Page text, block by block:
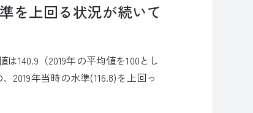
を上回る状況が続いて
140.9（2019年の平均値を100とし
2019年当時の水準(116.8)を上回っ